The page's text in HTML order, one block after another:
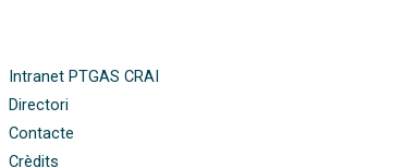
Intranet PTGAS CRAI
Directori
Contacte
Crèdits